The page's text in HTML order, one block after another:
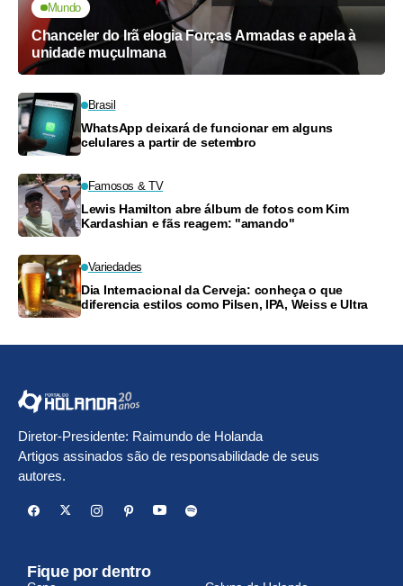
Mundo
Chanceler do Irã elogia Forças Armadas e apela à
unidade muçulmana
Brasil
WhatsApp deixará de funcionar em alguns
celulares a partir de setembro
Famosos & TV
Lewis Hamilton abre álbum de fotos com Kim
Kardashian e fãs reagem: "amando"
Variedades
Dia Internacional da Cerveja: conheça o que
diferencia estilos como Pilsen, IPA, Weiss e Ultra
Diretor-Presidente: Raimundo de Holanda
Artigos assinados são de responsabilidade de seus
autores.
Fique por dentro